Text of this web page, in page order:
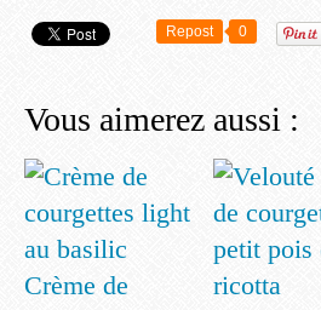
Repost 0
Vous aimerez aussi :
Crème de